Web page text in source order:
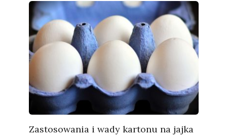
Zastosowania i wady kartonu na jajka